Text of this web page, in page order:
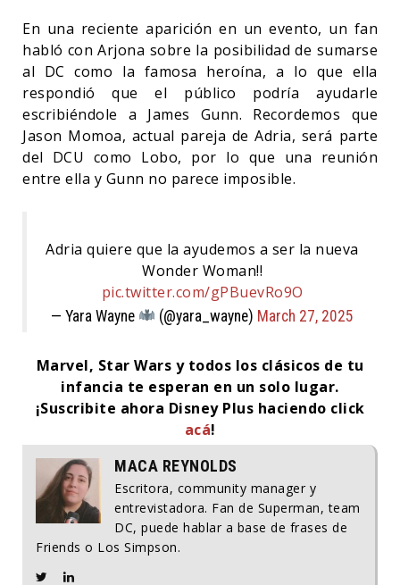
En una reciente aparición en un evento, un fan
habló con Arjona sobre la posibilidad de sumarse
al DC como la famosa heroína, a lo que ella
respondió que el público podría ayudarle
escribiéndole a James Gunn. Recordemos que
Jason Momoa, actual pareja de Adria, será parte
del DCU como Lobo, por lo que una reunión
entre ella y Gunn no parece imposible.
Adria quiere que la ayudemos a ser la nueva
Wonder Woman!!
pic.twitter.com/gPBuevRo9O
— Yara Wayne (@yara_wayne) March 27, 2025
Marvel, Star Wars y todos los clásicos de tu
infancia te esperan en un solo lugar.
¡Suscribite ahora Disney Plus haciendo click
acá!
MACA REYNOLDS
Escritora, community manager y
entrevistadora. Fan de Superman, team
DC, puede hablar a base de frases de
Friends o Los Simpson.